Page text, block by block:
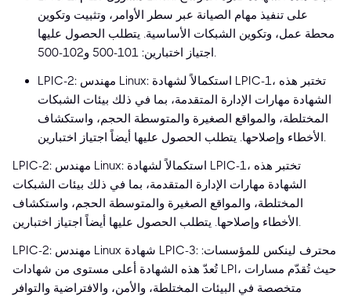
على تنفيذ مهام الصيانة عبر سطر الأوامر، وتثبيت وتكوين
محطة عمل، وتكوين الشبكات الأساسية. يتطلب الحصول عليها
اجتياز اختبارين: 101-500 و102-500.
LPIC-2: مهندس Linux: استكمالاً لشهادة LPIC-1، تختبر هذه
الشهادة مهارات الإدارة المتقدمة، بما في ذلك بيئات الشبكات
المختلطة، والمواقع الصغيرة والمتوسطة الحجم، واستكشاف
الأخطاء وإصلاحها. يتطلب الحصول عليها أيضاً اجتياز اختبارين.
LPIC-2: مهندس Linux: استكمالاً لشهادة LPIC-1، تختبر هذه
الشهادة مهارات الإدارة المتقدمة، بما في ذلك بيئات الشبكات
المختلطة، والمواقع الصغيرة والمتوسطة الحجم، واستكشاف
الأخطاء وإصلاحها. يتطلب الحصول عليها أيضاً اجتياز اختبارين.
LPIC-2: مهندس Linux شهادة LPIC-3: محترف لينكس للمؤسسات:
تُعدّ هذه الشهادة أعلى مستوى من شهادات LPI، حيث تُقدّم مسارات
متخصصة في البيئات المختلطة، والأمن، والافتراضية والتوافر